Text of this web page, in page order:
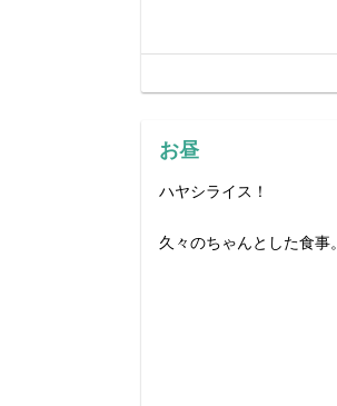
お昼
ハヤシライス！
久々のちゃんとした食事。